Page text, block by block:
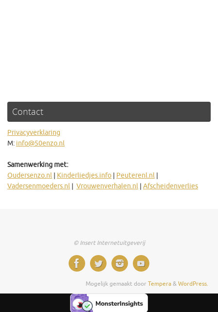
Contact
Privacyverklaring
M: info@50enzo.nl
Samenwerking met:
Oudersenzo.nl | Kinderliedjes.info | Peuterenl.nl |
Vadersenmoeders.nl | Vrouwenverhalen.nl | Afscheidenverlies
© Insert Internetuitgeverij
Mogelijk gemaakt doorTempera&WordPress.